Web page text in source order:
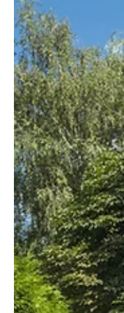
Az akkus kerti gépek
ment át, és a cseh
ennek a
gépekhez közelítő
nélkül. A Riwall akkus
megoldásokat
alkalmi felhasználók
munkákat.